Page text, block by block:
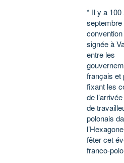
* Il y a 100
septembre
signée à
entre les
français et
fixant les
de
de
polonais
fêter cet
franco-